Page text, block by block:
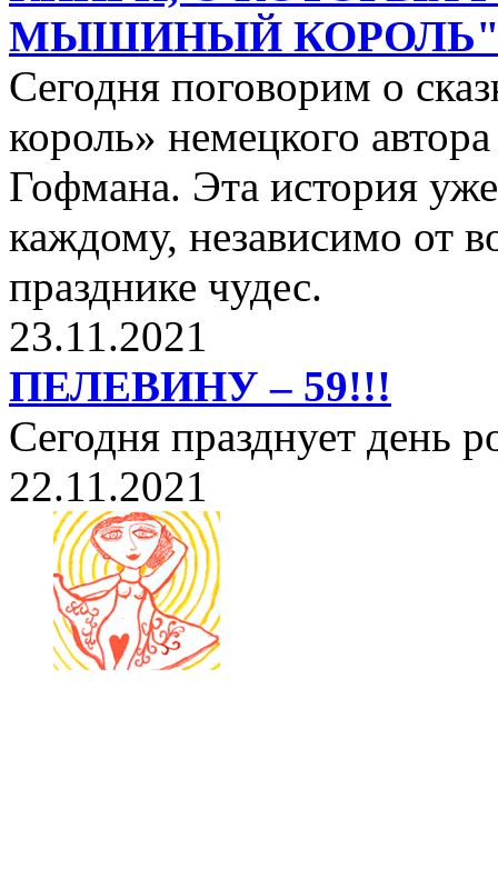
МЫШИНЫЙ
Сегодня поговорим о
король» немецкого
Гофмана. Эта история
каждому, независимо от
празднике чудес.
23.11.2021
ПЕЛЕВИНУ – 59!!!
Сегодня празднует день
22.11.2021